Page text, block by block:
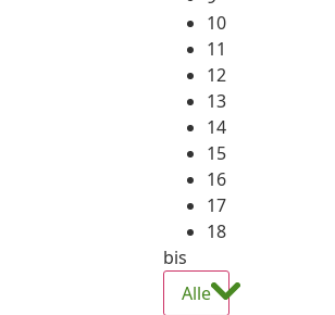
10
11
12
13
14
15
16
17
18
bis
Alle